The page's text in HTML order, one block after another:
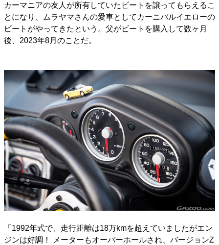
カーマニアの友人が所有していたビートを譲ってもらえるこ
とになり、ムラヤマさんの愛車としてカーニバルイエローの
ビートがやってきたという。父がビートを購入して数ヶ月
後、2023年8月のことだ。
「1992年式で、走行距離は18万kmを超えていましたがエン
ジンは好調！ メーターもオーバーホールされ、バージョンZ